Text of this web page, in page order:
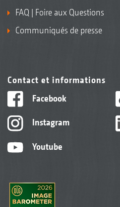
FAQ | Foire aux Questions
Communiqués de presse
Contact et informations
Facebook
Instagram
Youtube